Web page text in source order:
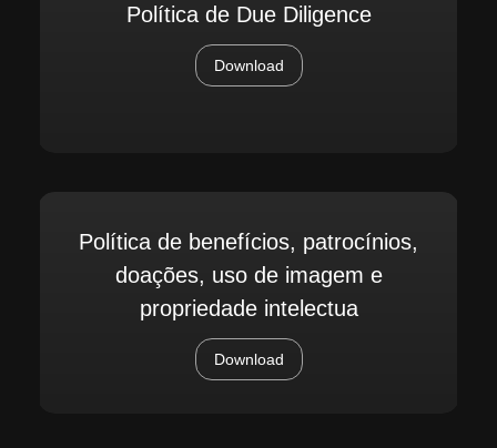
Política de Due Diligence
Download
Política de benefícios, patrocínios,
doações, uso de imagem e
propriedade intelectua
Download